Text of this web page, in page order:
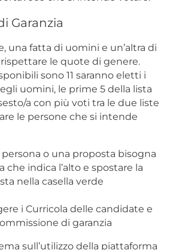
Garanzia
una fatta di uomini e un’altra di
le quote di genere.
sono 11 saranno eletti i
uomini, le prime 5 della lista
a con più voti tra le due liste
le persone che si intende
o una proposta bisogna
che indica l’alto e spostare la
nella casella verde
i Curricola delle candidate e
di garanzia
sull’utilizzo della piattaforma